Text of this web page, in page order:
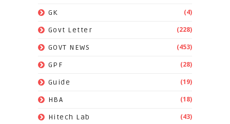
GK (4)
Govt Letter (228)
GOVT NEWS (453)
GPF (28)
Guide (19)
HBA (18)
Hitech Lab (43)